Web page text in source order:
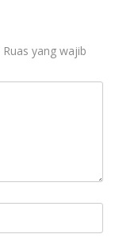
Ruas yang wajib